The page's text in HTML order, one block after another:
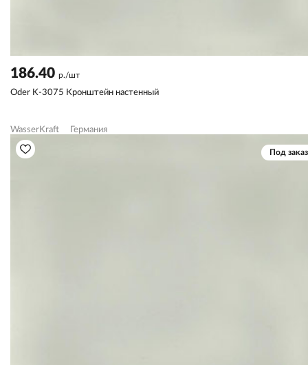
186.40 р./шт
Oder K-3075 Кронштейн настенный
WasserKraft Германия
Под заказ